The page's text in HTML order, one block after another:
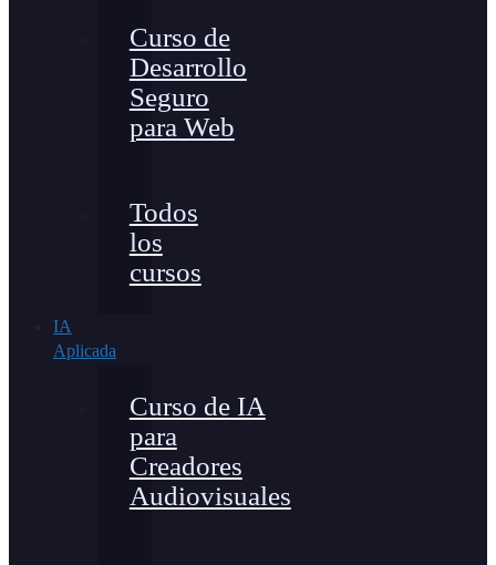
Curso de
Desarrollo
Seguro
para Web
Todos
los
cursos
IA
Aplicada
Curso de IA
para
Creadores
Audiovisuales